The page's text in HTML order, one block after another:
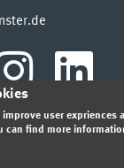
user expriences
can find more